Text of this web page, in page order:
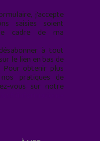
j’accepte
saisies soient
cadre de ma
à tout
le lien en bas de
Pour obtenir plus
pratiques de
vous sur notre